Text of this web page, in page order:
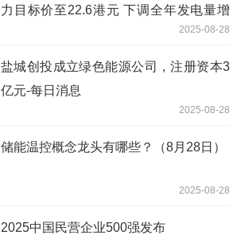
力目标价至22.6港元 下调全年发电量增
2025-08-28
盐城创投成立绿色能源公司，注册资本3
亿元-每日消息
2025-08-28
储能温控概念龙头有哪些？（8月28日）
2025-08-28
2025中国民营企业500强发布